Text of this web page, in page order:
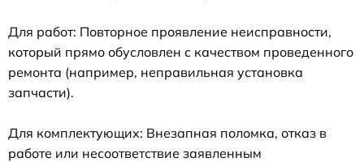
Для работ: Повторное проявление неисправности,
который прямо обусловлен с качеством проведенного
ремонта (например, неправильная установка
запчасти).
Для комплектующих: Внезапная поломка, отказ в
работе или несоответствие заявленным